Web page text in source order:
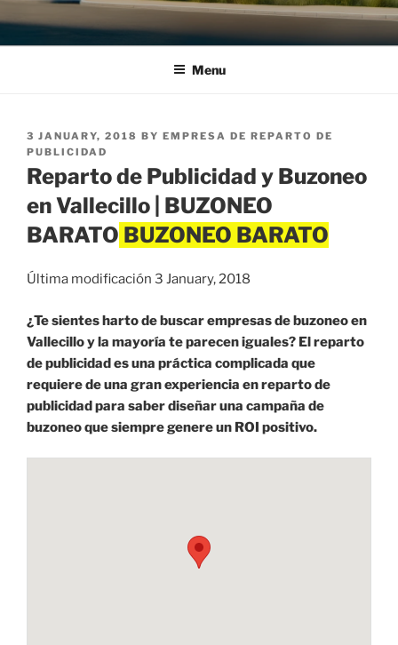
Menu
POSTED
ON
3 JANUARY, 2018 BY EMPRESA DE REPARTO DE
PUBLICIDAD
Reparto de Publicidad y Buzoneo
en Vallecillo | BUZONEO
BARATO
Última modificación 3 January, 2018
¿Te sientes harto de buscar empresas de buzoneo en
Vallecillo y la mayoría te parecen iguales? El reparto
de publicidad es una práctica complicada que
requiere de una gran experiencia en reparto de
publicidad para saber diseñar una campaña de
buzoneo que siempre genere un ROI positivo.